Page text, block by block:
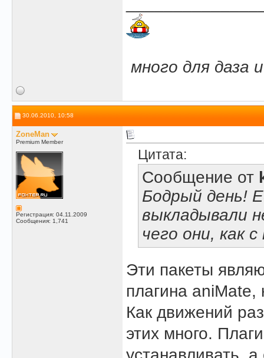
много для даза
30.06.2010, 10:58
ZoneMan
Premium Member
Регистрация: 04.11.2009
Сообщения: 1,741
Цитата:
Сообщение от
Бодрый день!
выкладывали
чего они, как
Эти пакеты
плагина aniMate,
Как движений
этих много.